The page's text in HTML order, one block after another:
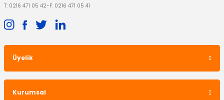
T: 0216 471 05 42-F: 0216 471 05 41
Üyelik
Kurumsal